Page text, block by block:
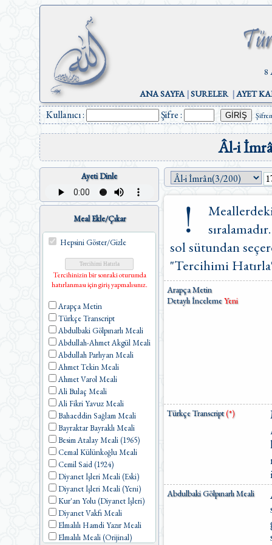
8
ANA SAYFA|SURELER|AYET
Kullanıcı : Şifre :
Âl-i
Ayeti Dinle
Meal Ekle/Çıkar
Hepsini Göster/Gizle
Tercihinizin bir sonraki oturumda
hatırlanması için giriş yapmalısınız.
Arapça Metin
Türkçe Transcript
Abdulbaki Gölpınarlı Meali
Abdullah-Ahmet Akgül Meali
Abdullah Parlıyan Meali
Ahmet Tekin Meali
Ahmet Varol Meali
Ali Bulaç Meali
Ali Fikri Yavuz Meali
Bahaeddin Sağlam Meali
Bayraktar Bayraklı Meali
Besim Atalay Meali (1965)
Cemal Külünkoğlu Meali
Cemil Said (1924)
Diyanet İşleri Meali (Eski)
Diyanet İşleri Meali (Yeni)
Kur'an Yolu (Diyanet İşleri)
Diyanet Vakfı Meali
Elmalılı Hamdi Yazır Meali
Elmalılı Meali (Orijinal)
sol sütundan
"Tercihimi
Arapça Metin
Detaylı İncelemeYeni
Türkçe Transcript(*)
Abdulbaki Gölpınarlı Meali